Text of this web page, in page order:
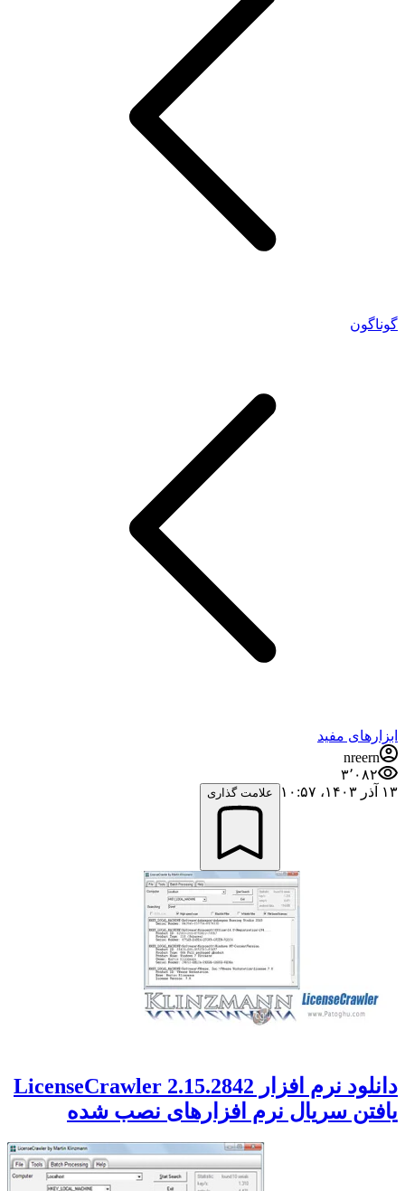
گوناگون
ابزارهای مفید
nreern
۳٬۰۸۲
۱۳ آذر ۱۴۰۳،‏ ۱۰:۵۷
علامت گذاری
دانلود نرم افزار LicenseCrawler 2.15.2842
یافتن سریال نرم افزارهای نصب شده